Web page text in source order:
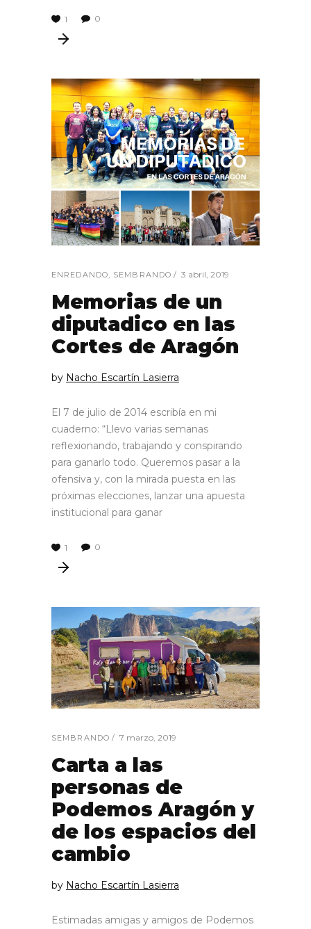
1 0
ENREDANDO, SEMBRANDO 3 abril, 2019
Memorias de un
diputadico en las
Cortes de Aragón
by Nacho Escartín Lasierra
El 7 de julio de 2014 escribía en mi
cuaderno: “Llevo varias semanas
reflexionando, trabajando y conspirando
para ganarlo todo. Queremos pasar a la
ofensiva y, con la mirada puesta en las
próximas elecciones, lanzar una apuesta
institucional para ganar
1 0
SEMBRANDO 7 marzo, 2019
Carta a las
personas de
Podemos Aragón y
de los espacios del
cambio
by Nacho Escartín Lasierra
Estimadas amigas y amigos de Podemos